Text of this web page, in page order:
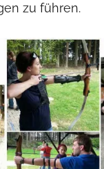
zu führen.